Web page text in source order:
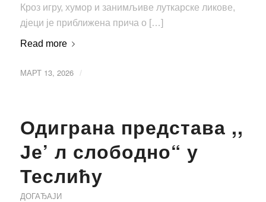
Кроз игру, хумор и занимљиве луткарске ликове,
дјеци је приближена прича о […]
Read more
МАРТ 13, 2026 /
Одиграна представа ,,
Је’ л слободно“ у
Теслићу
ДОГАЂАЈИ